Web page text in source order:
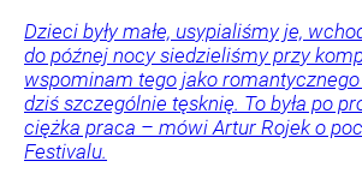
Dzieci były małe, usypialiśmy je,
do późnej nocy siedzieliśmy przy
wspominam tego jako
dziś szczególnie tęsknię. To była po
ciężka praca – mówi Artur Rojek o
Festivalu.